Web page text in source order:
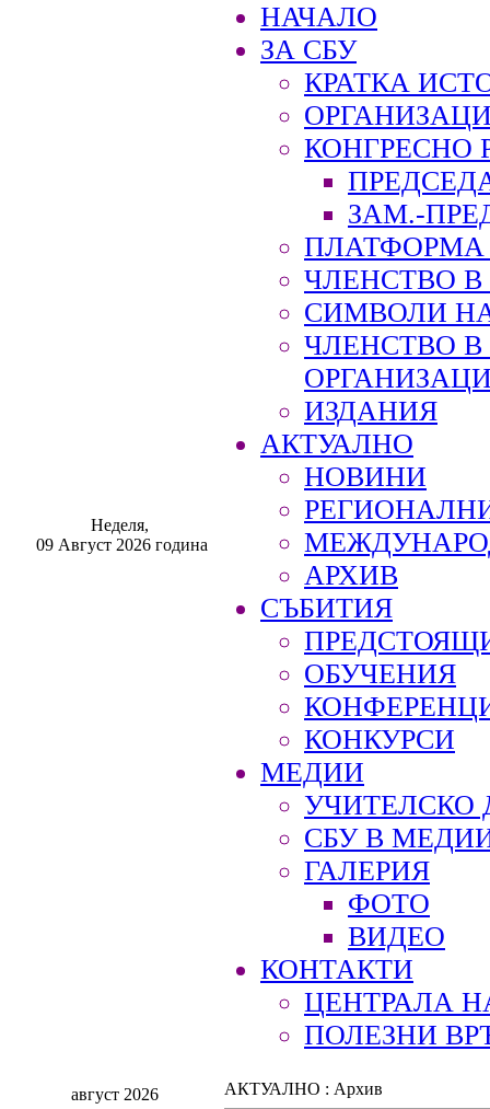
Неделя,
09 Август 2026 година
НАЧАЛО
ЗА СБУ
КРАТКА
КОНГРЕСНО
ЗАМ.-
ПЛАТФОРМА
ЧЛЕНСТВО В
СИМВОЛИ
ЧЛЕНСТВО
ИЗДАНИЯ
АКТУАЛНО
НОВИНИ
АРХИВ
СЪБИТИЯ
ОБУЧЕНИЯ
КОНКУРСИ
МЕДИИ
УЧИТЕЛСКО
СБУ В
ГАЛЕРИЯ
ФОТО
ВИДЕО
КОНТАКТИ
ЦЕНТРАЛА
ПОЛЕЗНИ
август 2026 АКТУАЛНО : Архив